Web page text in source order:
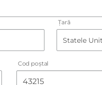
Țară
Cod poştal